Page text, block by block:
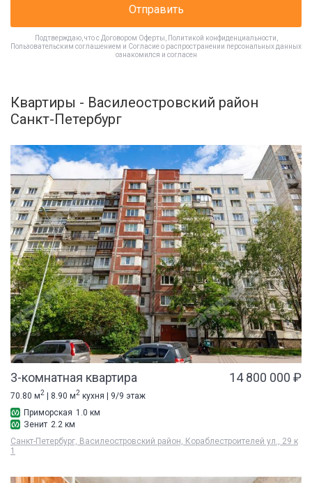
Отправить
Подтверждаю, что с Договором Оферты Политикой конфиденциальности
Пользовательским соглашением и Согласие о распространении персональных данных
ознакомился и согласен
Квартиры - Василеостровский район
Санкт-Петербург
3-комнатная квартира 14 800 000 ₽
70.80 м2 | 8.90 м2 кухня | 9/9 этаж
Приморская 1.0 км
Зенит 2.2 км
Санкт-Петербург, Василеостровский район, Кораблестроителей ул., 29 к
1